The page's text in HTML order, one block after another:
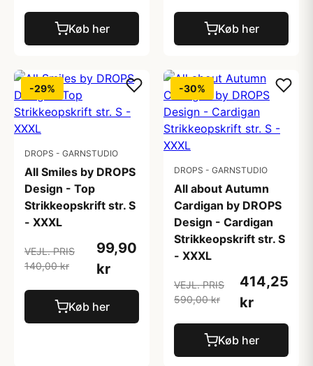
Køb her Køb her
-29%
DROPS - GARNSTUDIO
All Smiles by DROPS
Design - Top
Strikkeopskrift str. S
- XXXL
VEJL. PRIS
140,00 kr
99,90
kr
Køb her
-30%
DROPS - GARNSTUDIO
All about Autumn
Cardigan by DROPS
Design - Cardigan
Strikkeopskrift str. S
- XXXL
VEJL. PRIS
590,00 kr
414,25
kr
Køb her